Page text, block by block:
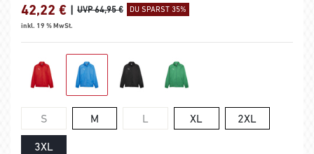
42,22 € | UVP 64,95 € DU SPARST 35%
inkl. 19 % MwSt.
S M L XL 2XL
3XL